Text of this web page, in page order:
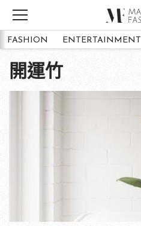
FASHION ENTERTAINMENT
開運竹